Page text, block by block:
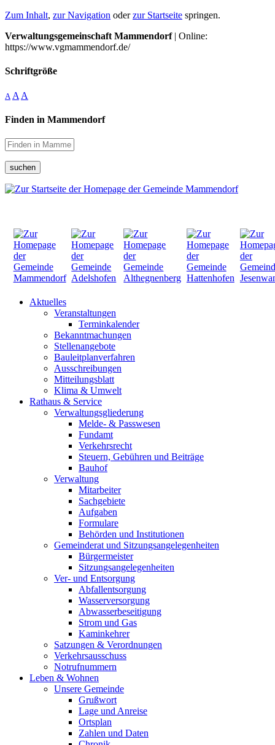
Zum Inhalt, zur Navigation oderzur Startseite springen.
Verwaltungsgemeinschaft Mammendorf| Online:
https://www.vgmammendorf.de/
Schriftgröße
A A A
Finden in Mammendorf
suchen
Aktuelles
Veranstaltungen
Terminkalender
Bekanntmachungen
Stellenangebote
Bauleitplanverfahren
Ausschreibungen
Mitteilungsblatt
Klima & Umwelt
Rathaus & Service
Verwaltungsgliederung
Melde- & Passwesen
Fundamt
Verkehrsrecht
Steuern, Gebühren und Beiträge
Bauhof
Verwaltung
Mitarbeiter
Sachgebiete
Aufgaben
Formulare
Behörden und Institutionen
Gemeinderat und Sitzungsangelegenheiten
Bürgermeister
Sitzungsangelegenheiten
Ver- und Entsorgung
Abfallentsorgung
Wasserversorgung
Abwasserbeseitigung
Strom und Gas
Kaminkehrer
Satzungen & Verordnungen
Verkehrsausschuss
Notrufnummern
Leben & Wohnen
Unsere Gemeinde
Grußwort
Lage und Anreise
Ortsplan
Zahlen und Daten